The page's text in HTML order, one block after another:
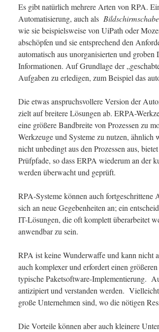
Es gibt natürlich mehrere Arten von RPA.
Automatisierung, auch als
wie sie beispielsweise von UiPath oder
abschöpfen und sie entsprechend den
automatisch aus unorganisierten und
Informationen. Auf Grundlage der
Aufgaben zu erledigen, zum Beispiel das
Die etwas anspruchsvollere Version der
zielt auf breitere Lösungen ab. ERPA-
eine größere Bandbreite von Prozessen zu
Werkzeuge und Systeme zu nutzen,
nicht unbedingt aus den Prozessen aus,
Prüfpfade, so dass ERPA wiederum an der
werden überwacht und geprüft.
RPA-Systeme können auch fortgeschrittene
sich an neue Gegebenheiten an; ein
IT-Lösungen, die oft komplett überarbeitet
anwendbar zu sein.
RPA ist keine Wunderwaffe und kann nicht
auch komplexer und erfordert einen
typische Paketsoftware-Implementierung.
antizipiert und verstanden werden.
große Unternehmen sind, wo die nötigen
Die Vorteile können aber auch kleinere